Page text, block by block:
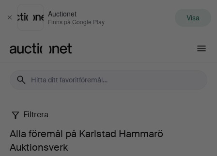
Stäng
Auctionet
Finns på Google Play Visa
Alla
föremål
Filtrera
Alla föremål på Karlstad Hammarö
Auktionsverk